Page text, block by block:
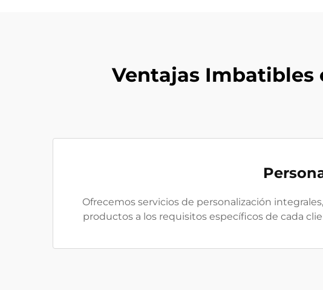
Ventajas Imbatibles
Ofrecemos servicios de personalización
productos a los requisitos específicos de cada